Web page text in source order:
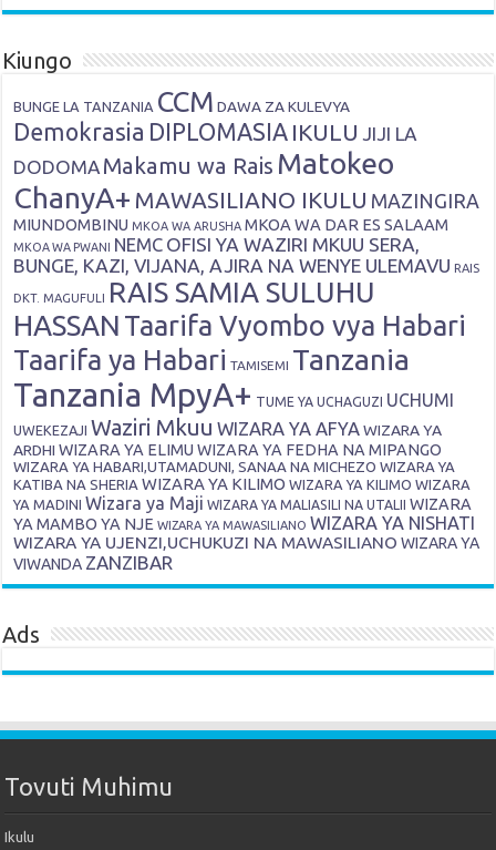
Kiungo
BUNGE LA TANZANIA CCM DAWA ZA KULEVYA
Demokrasia DIPLOMASIA IKULU JIJI LA
DODOMA Makamu wa Rais Matokeo
ChanyA+ MAWASILIANO IKULU MAZINGIRA
MIUNDOMBINU MKOA WA ARUSHA MKOA WA DAR ES SALAAM
MKOA WA PWANI NEMC OFISI YA WAZIRI MKUU SERA,
BUNGE, KAZI, VIJANA, AJIRA NA WENYE ULEMAVU RAIS
DKT. MAGUFULI RAIS SAMIA SULUHU
HASSAN Taarifa Vyombo vya Habari
Taarifa ya Habari TAMISEMI Tanzania
Tanzania MpyA+ TUME YA UCHAGUZI UCHUMI
UWEKEZAJI Waziri Mkuu WIZARA YA AFYA WIZARA YA
ARDHI WIZARA YA ELIMU WIZARA YA FEDHA NA MIPANGO
WIZARA YA HABARI,UTAMADUNI, SANAA NA MICHEZO WIZARA YA
KATIBA NA SHERIA WIZARA YA KILIMO WIZARA YA KILIMO WIZARA
YA MADINI Wizara ya Maji WIZARA YA MALIASILI NA UTALII WIZARA
YA MAMBO YA NJE WIZARA YA MAWASILIANO WIZARA YA NISHATI
WIZARA YA UJENZI,UCHUKUZI NA MAWASILIANO WIZARA YA
VIWANDA ZANZIBAR
Ads
Tovuti Muhimu
Ikulu